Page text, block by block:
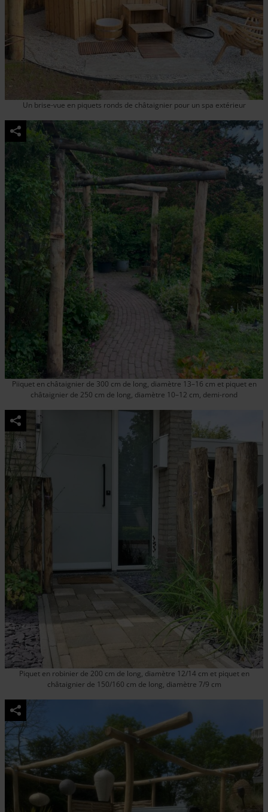
Un brise-vue en piquets ronds de châtaignier pour un spa extérieur
Piiquet en châtaignier de 300 cm de long, diamètre 13–16 cm et piquet en
châtaignier de 250 cm de long, diamètre 10–12 cm, demi-rond
Piquet en robinier de 200 cm de long, diamètre 12/14 cm et piquet en
châtaignier de 150/160 cm de long, diamètre 7/9 cm